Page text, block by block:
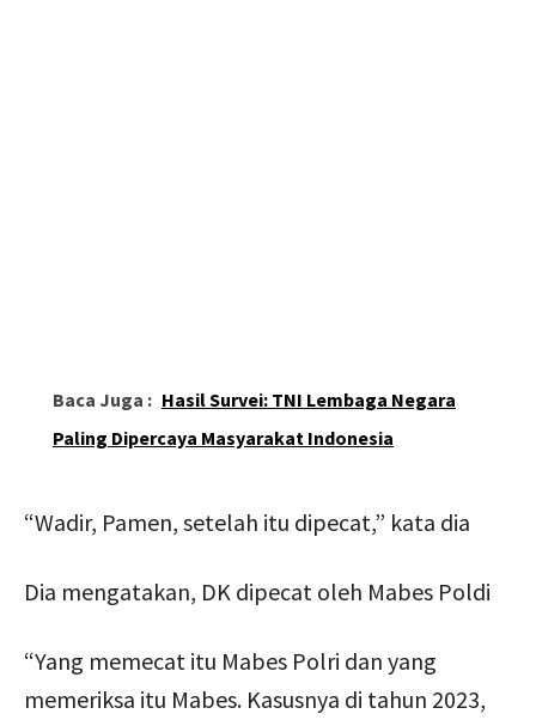
Baca Juga : Hasil Survei: TNI Lembaga Negara
Paling Dipercaya Masyarakat Indonesia
“Wadir, Pamen, setelah itu dipecat,” kata dia
Dia mengatakan, DK dipecat oleh Mabes Poldi
“Yang memecat itu Mabes Polri dan yang
memeriksa itu Mabes. Kasusnya di tahun 2023,